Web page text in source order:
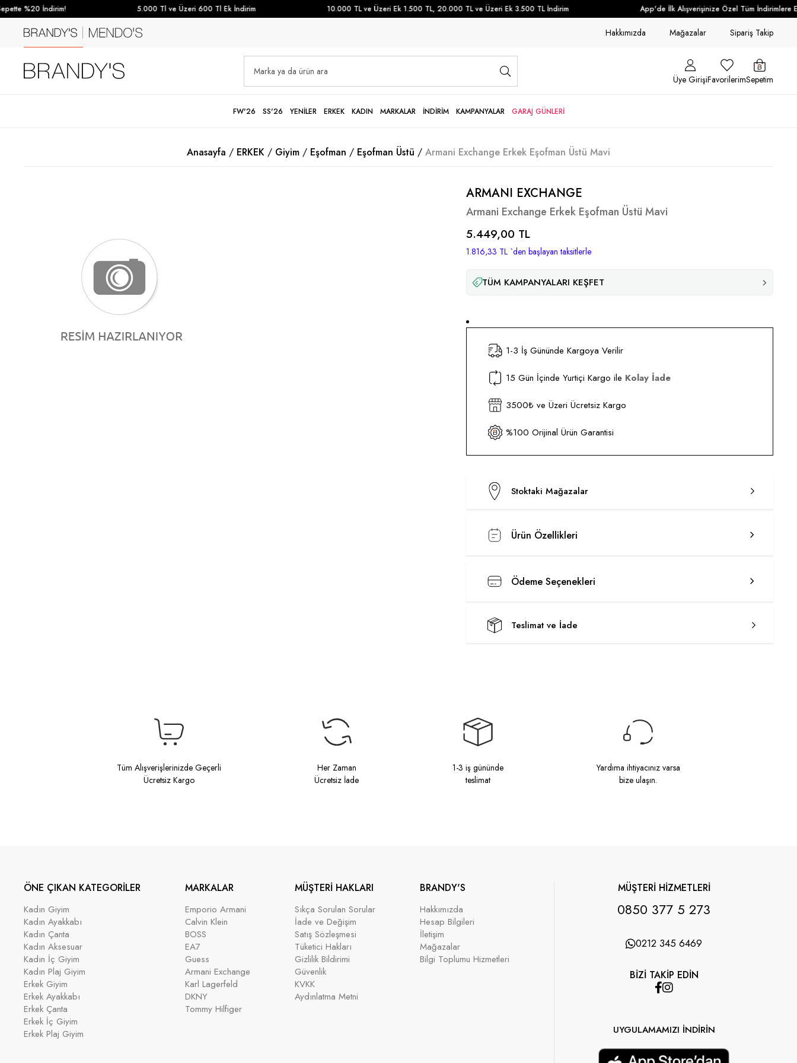
%20 İndirim! 5.000 Tl ve Üzeri 600 Tl Ek İndirim 10.000 TL ve Üzeri Ek 1.500 TL, 20.000 TL ve Üzeri Ek 3.500 TL İndirim App'de İlk Alışverişinize Özel Tüm İndirimlere
Hakkımızda Mağazalar Sipariş Takip
Üye GirişiFavorilerimSepetim
FW'26 SS'26 YENİLER ERKEK KADIN MARKALAR İNDİRİM KAMPANYALAR GARAJ GÜNLERİ
Anasayfa ERKEK Giyim Eşofman Eşofman Üstü Armani Exchange Erkek Eşofman Üstü Mavi
ARMANI EXCHANGE
Armani Exchange Erkek Eşofman Üstü Mavi
5.449,00 TL
1.816,33 TL `den başlayan taksitlerle
TÜM KAMPANYALARI KEŞFET
1-3 İş Gününde Kargoya Verilir
15 Gün İçinde Yurtiçi Kargo ile Kolay İade
3500₺ ve Üzeri Ücretsiz Kargo
%100 Orijinal Ürün Garantisi
Stoktaki Mağazalar
Ürün Özellikleri
Ödeme Seçenekleri
Teslimat ve İade
Tüm Alışverişlerinizde Geçerli
Ücretsiz Kargo
Her Zaman
Ücretsiz İade
1-3 iş gününde
teslimat
Yardıma ihtiyacınız varsa
bize ulaşın.
ÖNE ÇIKAN KATEGORİLER
Kadın Giyim
Kadın Ayakkabı
Kadın Çanta
Kadın Aksesuar
Kadın İç Giyim
Kadın Plaj Giyim
Erkek Giyim
Erkek Ayakkabı
Erkek Çanta
Erkek İç Giyim
Erkek Plaj Giyim
MARKALAR
Emporio Armani
Calvin Klein
BOSS
EA7
Guess
Armani Exchange
Karl Lagerfeld
DKNY
Tommy Hilfiger
MÜŞTERİ HAKLARI
Sıkça Sorulan Sorular
İade ve Değişim
Satış Sözleşmesi
Tüketici Hakları
Gizlilik Bildirimi
Güvenlik
KVKK
Aydınlatma Metni
BRANDY'S
Hakkımızda
Hesap Bilgileri
İletişim
Mağazalar
Bilgi Toplumu Hizmetleri
MÜŞTERİ HİZMETLERİ
0850 377 5 273
0212 345 6469
BİZİ TAKİP EDİN
UYGULAMAMIZI İNDİRİN